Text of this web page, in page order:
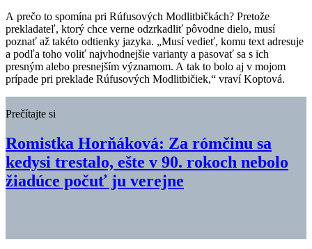
A prečo to spomína pri Rúfusových Modlitbičkách? Pretože
prekladateľ, ktorý chce verne odzrkadliť pôvodne dielo, musí
poznať až takéto odtienky jazyka. „Musí vedieť, komu text adresuje
a podľa toho voliť najvhodnejšie varianty a pasovať sa s ich
presným alebo presnejším významom. A tak to bolo aj v mojom
prípade pri preklade Rúfusových Modlitbičiek,“ vraví Koptová.
Prečítajte si
Romistka Horňáková: Za rómčinu sa
kedysi trestalo, ešte v 90. rokoch nebolo
žiadúce počuť ju verejne